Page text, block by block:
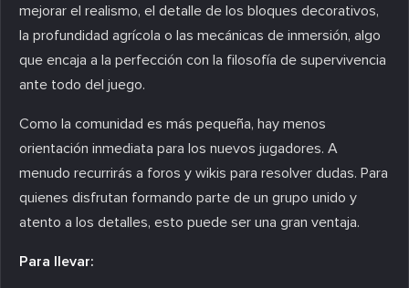
mejorar el realismo, el detalle de los bloques decorativos,
la profundidad agrícola o las mecánicas de inmersión, algo
que encaja a la perfección con la filosofía de supervivencia
ante todo del juego.
Como la comunidad es más pequeña, hay menos
orientación inmediata para los nuevos jugadores. A
menudo recurrirás a foros y wikis para resolver dudas. Para
quienes disfrutan formando parte de un grupo unido y
atento a los detalles, esto puede ser una gran ventaja.
Para llevar: